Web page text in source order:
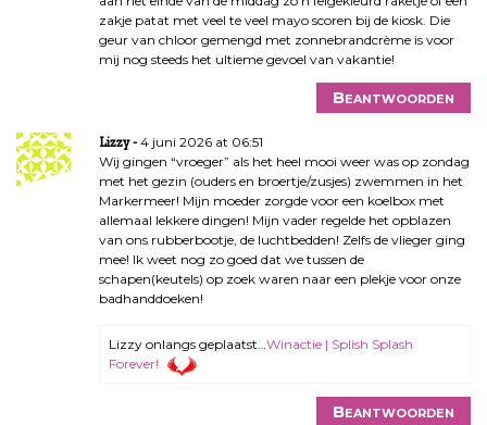
zakje patat met veel te veel mayo scoren bij de kiosk. Die
geur van chloor gemengd met zonnebrandcrème is voor
mij nog steeds het ultieme gevoel van vakantie!
Beantwoorden
Lizzy
4 juni 2026 at 06:51
Wij gingen “vroeger” als het heel mooi weer was op zondag
met het gezin (ouders en broertje/zusjes) zwemmen in het
Markermeer! Mijn moeder zorgde voor een koelbox met
allemaal lekkere dingen! Mijn vader regelde het opblazen
van ons rubberbootje, de luchtbedden! Zelfs de vlieger ging
mee! Ik weet nog zo goed dat we tussen de
schapen(keutels) op zoek waren naar een plekje voor onze
badhanddoeken!
Lizzy onlangs geplaatst… Winactie | Splish Splash
Forever!
Beantwoorden